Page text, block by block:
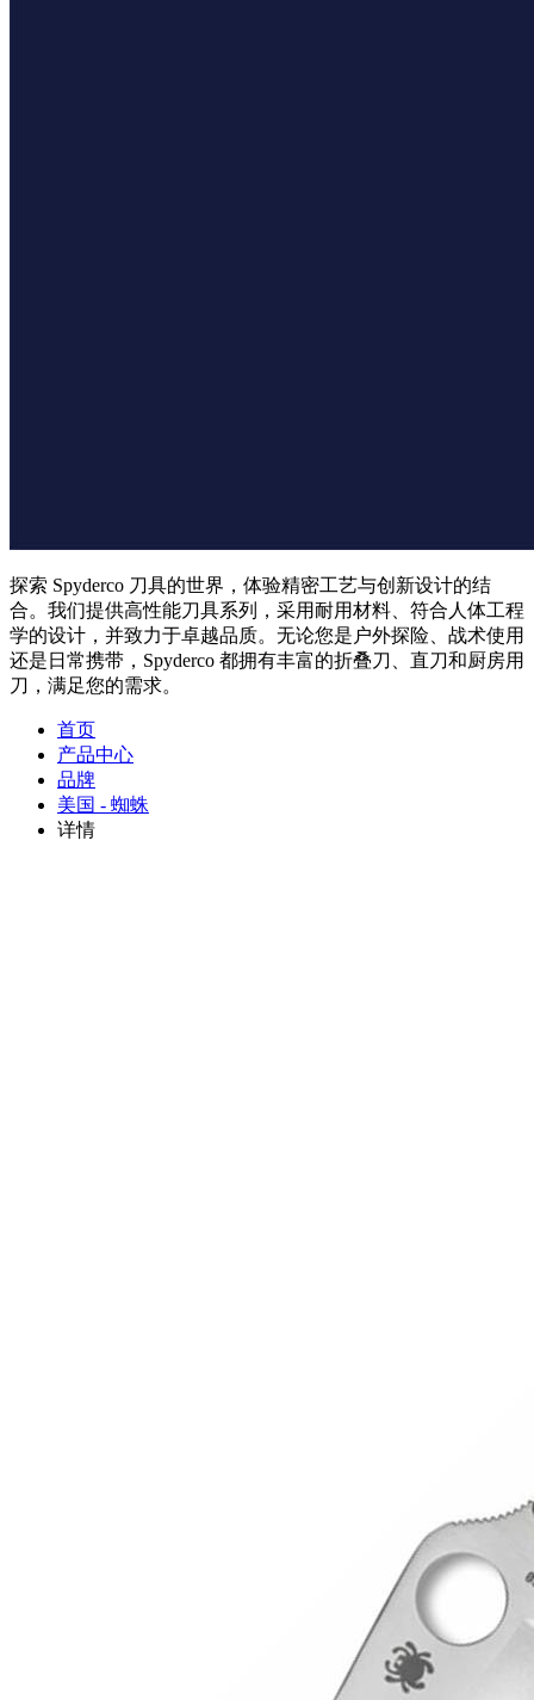
探索 Spyderco 刀具的世界，体验精密工艺与创新设计的结
合。我们提供高性能刀具系列，采用耐用材料、符合人体工程
学的设计，并致力于卓越品质。无论您是户外探险、战术使用
还是日常携带，Spyderco 都拥有丰富的折叠刀、直刀和厨房用
刀，满足您的需求。
首页
产品中心
品牌
美国 - 蜘蛛
详情